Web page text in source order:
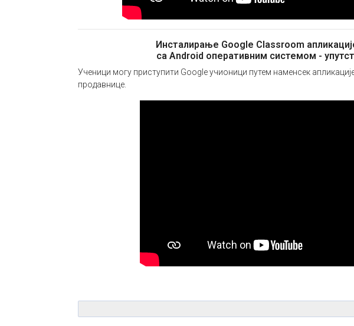
Инсталирање Google Classroom
са Android оперативним системом -
Ученици могу приступити Google учионици путем наменсек
продавнице.